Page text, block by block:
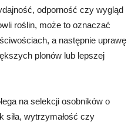
odporność czy wygląd
roślin, może to oznaczać
a następnie uprawę
plonów lub lepszej
na selekcji osobników o
siła, wytrzymałość czy